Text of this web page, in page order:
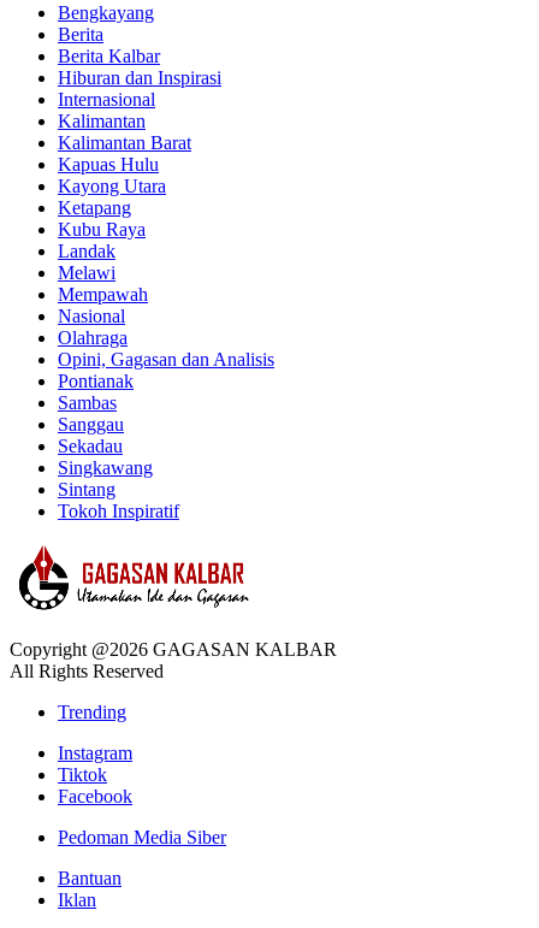
Bengkayang
Berita
Berita Kalbar
Hiburan dan Inspirasi
Internasional
Kalimantan
Kalimantan Barat
Kapuas Hulu
Kayong Utara
Ketapang
Kubu Raya
Landak
Melawi
Mempawah
Nasional
Olahraga
Opini, Gagasan dan Analisis
Pontianak
Sambas
Sanggau
Sekadau
Singkawang
Sintang
Tokoh Inspiratif
Copyright @2026 GAGASAN KALBAR
All Rights Reserved
Trending
Instagram
Tiktok
Facebook
Pedoman Media Siber
Bantuan
Iklan